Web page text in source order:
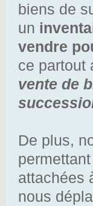
biens de
un
vendre
ce partout
vente de
De plus,
attachées
nous